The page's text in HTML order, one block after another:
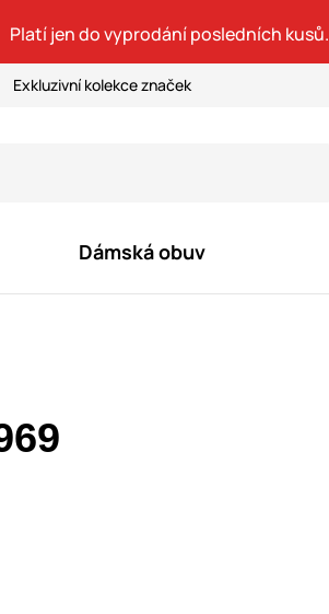
Platí jen do vyprodání posledních kusů.
Exkluzivní kolekce značek
Dámská obuv